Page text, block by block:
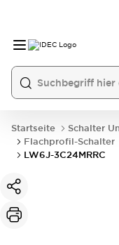
Startseite Schalter
Flachprofil-Schalter
LW6J-3C24MRRC